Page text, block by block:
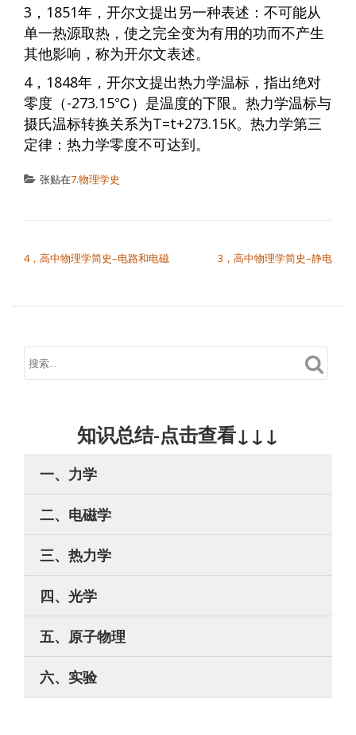
3，1851年，开尔文提出另一种表述：不可能从
单一热源取热，使之完全变为有用的功而不产生
其他影响，称为开尔文表述。
4，1848年，开尔文提出热力学温标，指出绝对
零度（-273.15℃）是温度的下限。热力学温标与
摄氏温标转换关系为T=t+273.15K。热力学第三
定律：热力学零度不可达到。
张贴在7.物理学史
4，高中物理学简史–电路和电磁 3，高中物理学简史–静电
知识总结-点击查看↓↓↓
一、力学
二、电磁学
三、热力学
四、光学
五、原子物理
六、实验